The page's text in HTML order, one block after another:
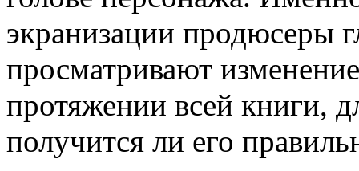
экранизации продюсеры
просматривают
протяжении всей книги,
получится ли его